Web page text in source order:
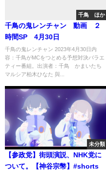
千鳥 ほか
千鳥の鬼レンチャン 動画 ２
時間SP 4月30日
千鳥の鬼レンチャン 2023年4月30日内
容：千鳥がMCをつとめる予想対決バラエ
ティー番組。出演者：千鳥 かまいたち
マルシア柏木ひなた 與...
未分類
【参政党】街頭演説、NHK党に
ついて。【神谷宗幣】#shorts